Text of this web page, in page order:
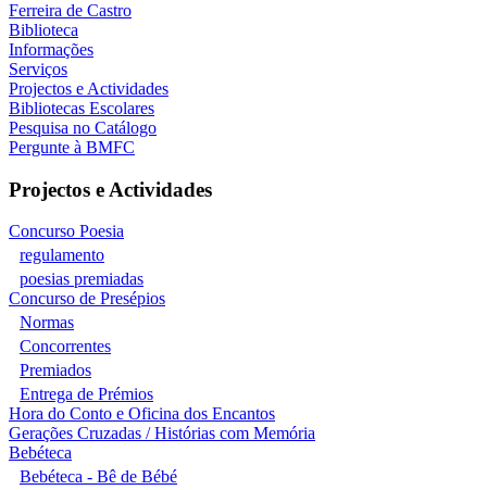
Ferreira de Castro
Biblioteca
Informações
Serviços
Projectos e Actividades
Bibliotecas Escolares
Pesquisa no Catálogo
Pergunte à BMFC
Projectos e Actividades
Concurso Poesia
regulamento
poesias premiadas
Concurso de Presépios
Normas
Concorrentes
Premiados
Entrega de Prémios
Hora do Conto e Oficina dos Encantos
Gerações Cruzadas / Histórias com Memória
Bebéteca
Bebéteca - Bê de Bébé